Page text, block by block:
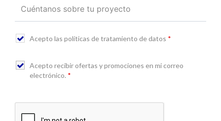
Acepto las políticas de tratamiento de datos *
Acepto recibir ofertas y promociones en mi correo
electrónico. *